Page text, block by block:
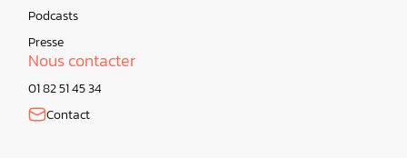
Podcasts
Presse
Nous contacter
01 82 51 45 34
Contact